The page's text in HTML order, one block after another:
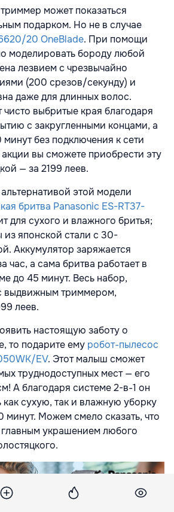
может показаться
подарком. Но не в случае
20 OneBlade. При помощи
моделировать бороду любой
лезвием с чрезвычайно
(200 срезов/секунду) и
даже для длинных волос.
выбритые края благодаря
с закругленными концами, а
минут без подключения к сети
вы сможете приобрести эту
— за 2199 леев.
этой модели
бритва Panasonic ES-RT37-
для сухого и влажного бритья;
из японской стали с 30-
Аккумулятор заряжается
час, а сама бритва работает в
до 45 минут. Весь набор,
выдвижным триммером,
леев.
настоящую заботу о
то подарите ему робот-пылесос
EV. Этот малыш сможет
труднодоступных мест — его
А благодаря системе 2-в-1 он
сухую, так и влажную уборку
минут. Можем смело сказать, что
главным украшением любого